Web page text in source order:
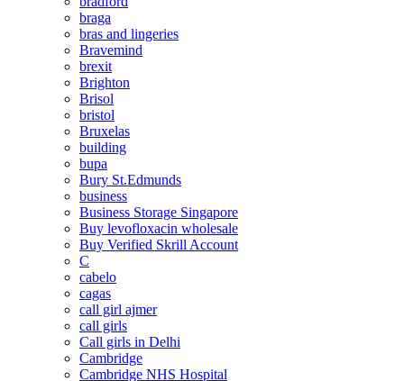
braga
bras and lingeries
Bravemind
brexit
Brighton
Brisol
bristol
Bruxelas
building
bupa
Bury St.Edmunds
business
Business Storage Singapore
Buy levofloxacin wholesale
Buy Verified Skrill Account
C
cabelo
cagas
call girl ajmer
call girls
Call girls in Delhi
Cambridge
Cambridge NHS Hospital